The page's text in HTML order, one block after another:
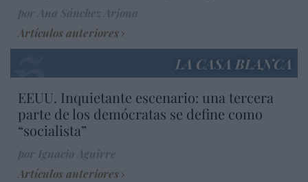
Artículos anteriores
LA CASA BLANCA
EEUU. Inquietante escenario: una tercera
parte de los demócratas se define como
“socialista”
Artículos anteriores